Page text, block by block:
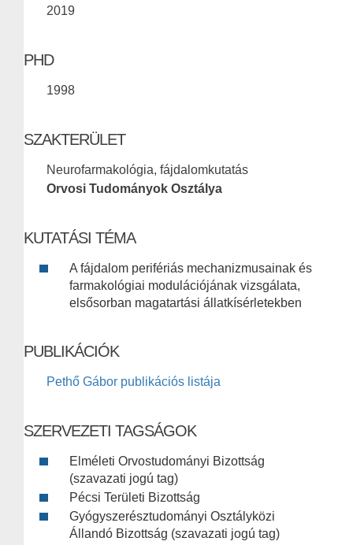
2019
PHD
1998
SZAKTERÜLET
Neurofarmakológia, fájdalomkutatás
Orvosi Tudományok Osztálya
KUTATÁSI TÉMA
A fájdalom perifériás mechanizmusainak és
farmakológiai modulációjának vizsgálata,
elsősorban magatartási állatkísérletekben
PUBLIKÁCIÓK
Pethő Gábor publikációs listája
SZERVEZETI TAGSÁGOK
Elméleti Orvostudományi Bizottság
(szavazati jogú tag)
Pécsi Területi Bizottság
Gyógyszerésztudományi Osztályközi
Állandó Bizottság (szavazati jogú tag)